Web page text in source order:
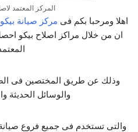
المركز المعتمد
اهلا ومرحبا بكم فى مركز صيانة بيكو
ان من خلال مراكز اصلاح بيكو
وذلك عن طريق المختصين فى
والوسائل الحديثة
والتى تستخدم فى جميع فروع